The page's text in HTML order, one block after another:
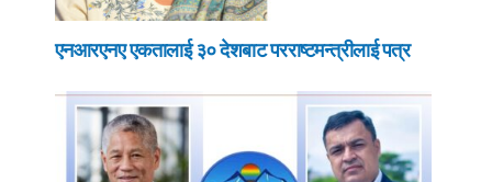
एनआरएनए एकतालाई ३० देशबाट परराष्टमन्त्रीलाई पत्र